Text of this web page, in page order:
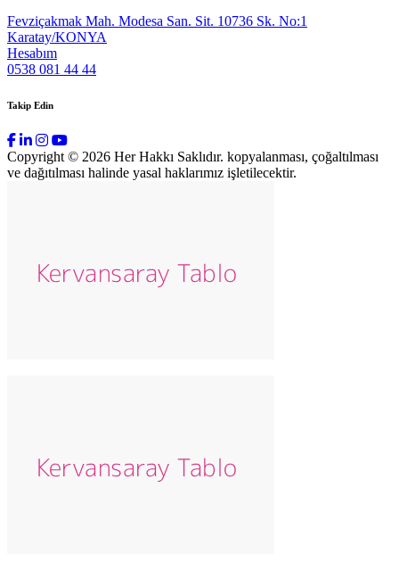
Fevziçakmak Mah. Modesa San. Sit. 10736 Sk. No:1
Karatay/KONYA
Hesabım
0538 081 44 44
Takip Edin
Copyright © 2026 Her Hakkı Saklıdır. kopyalanması, çoğaltılması
ve dağıtılması halinde yasal haklarımız işletilecektir.